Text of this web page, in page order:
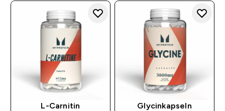
L-Carnitin
Glycinkapseln